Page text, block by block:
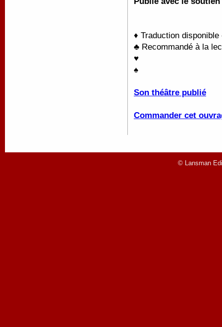
♦ Traduction
♣ Recommandé à la
♥
♠
Son théâtre publié
Commander cet
© Lansman